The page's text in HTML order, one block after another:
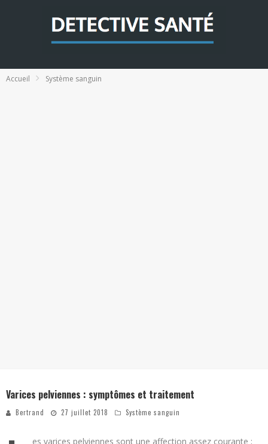
Accueil Système sanguin
Varices pelviennes : symptômes et traitement
Bertrand 27 juillet 2018 Système sanguin
es varices pelviennes sont une affection assez courante ;